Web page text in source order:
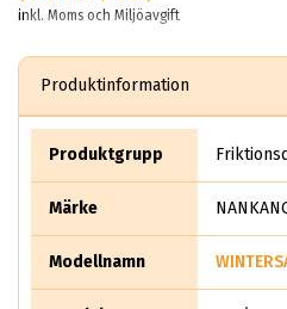
inkl. Moms och Miljöavgift
Produktinformation
Produktgrupp
Märke
Modellnamn